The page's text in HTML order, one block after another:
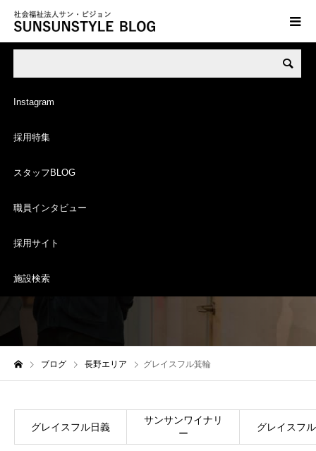
Instagram
採用特集
スタッフBLOG
職員インタビュー
採用サイト
施設検索
スタッフ ブログ
グレイスフル箕輪 の記事一覧
ブログ 長野エリア グレイスフル箕輪
グレイスフル日義
サンサンワイナリ
ー
グレイスフ